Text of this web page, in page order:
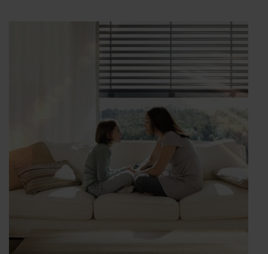
Kubisches
Design
für
Markisen“